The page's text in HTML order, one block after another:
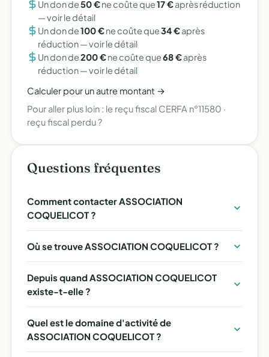
Un don de50 €ne coûte que17 €après réduction
—voir le détail
Un don de100 €ne coûte que34 €après
réduction —voir le détail
Un don de200 €ne coûte que68 €après
réduction —voir le détail
Calculer pour un autre montant →
Pour aller plus loin : le reçu fiscal CERFA n°11580 ·
reçu fiscal perdu ?
Questions fréquentes
Comment contacter ASSOCIATION
COQUELICOT ?
Où se trouve ASSOCIATION COQUELICOT ?
Depuis quand ASSOCIATION COQUELICOT
existe-t-elle ?
Quel est le domaine d'activité de
ASSOCIATION COQUELICOT ?